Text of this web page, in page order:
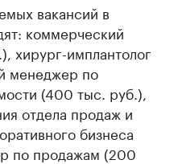
вакансий в
коммерческий
хирург-имплантолог
менеджер по
(400 тыс. руб.),
отдела продаж и
бизнеса
по продажам (200